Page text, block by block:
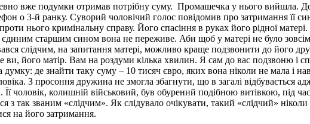
вже подумки отримав потрібну суму. Промашечка у нього вийшла. До
о 3-й ранку. Суворий чоловічий голос повідомив про затримання її
нього кримінальну справу. Його спасіння в руках його рідної
старшим сином вона не переживе. Аби щоб у матері не було зовсім
слідчим, на запитання матері, можливо краще подзвонити до його
його матір. Вам на роздуми кілька хвилин. Я сам до вас подзвоню і
де знайти таку суму – 10 тисяч євро, яких вона ніколи не мала і
З просоння дружина не змогла збагнути, що в загалі відбувається
Її чоловік, колишній військовий, був обурений подібною витівкою, під
так званим «слідчим». Як слідувало очікувати, такий «слідчий»
на його затримання.